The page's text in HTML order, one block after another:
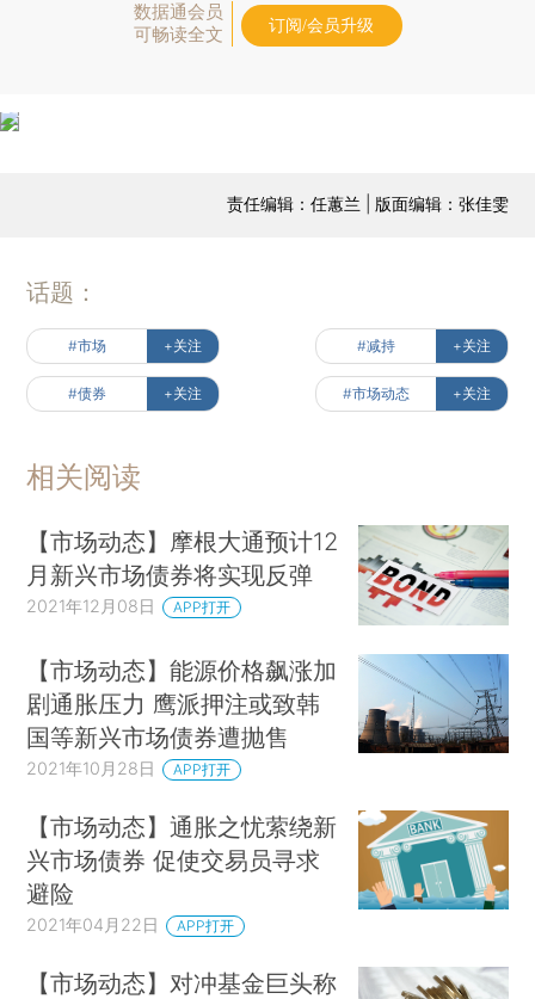
数据通会员
可畅读全文
订阅/会员升级
责任编辑：任蕙兰 | 版面编辑：张佳雯
话题：
#市场 +关注 #减持 +关注
#债券 +关注 #市场动态 +关注
相关阅读
【市场动态】摩根大通预计12
月新兴市场债券将实现反弹
2021年12月08日 APP打开
【市场动态】能源价格飙涨加
剧通胀压力 鹰派押注或致韩
国等新兴市场债券遭抛售
2021年10月28日 APP打开
【市场动态】通胀之忧萦绕新
兴市场债券 促使交易员寻求
避险
2021年04月22日 APP打开
【市场动态】对冲基金巨头称